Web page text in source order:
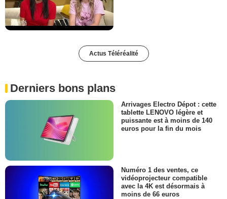
Actus Téléréalité
Derniers bons plans
Arrivages Electro Dépot : cette
tablette LENOVO légère et
puissante est à moins de 140
euros pour la fin du mois
Numéro 1 des ventes, ce
vidéoprojecteur compatible
avec la 4K est désormais à
moins de 66 euros